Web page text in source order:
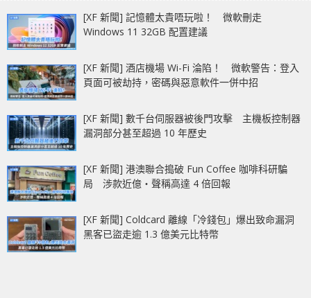
[XF 新聞] 記憶體太貴唔玩啦！ 微軟刪走
Windows 11 32GB 配置建議
[XF 新聞] 酒店機場 Wi-Fi 淪陷！ 微軟警告：登入
頁面可被劫持，密碼與惡意軟件一併中招
[XF 新聞] 數千台伺服器被後門攻擊 主機板控制器
漏洞部分甚至超過 10 年歷史
[XF 新聞] 港澳聯合搗破 Fun Coffee 咖啡科研騙
局 涉款近億‧聲稱高達 4 倍回報
[XF 新聞] Coldcard 離線「冷錢包」爆出致命漏洞
黑客已盜走逾 1.3 億美元比特幣